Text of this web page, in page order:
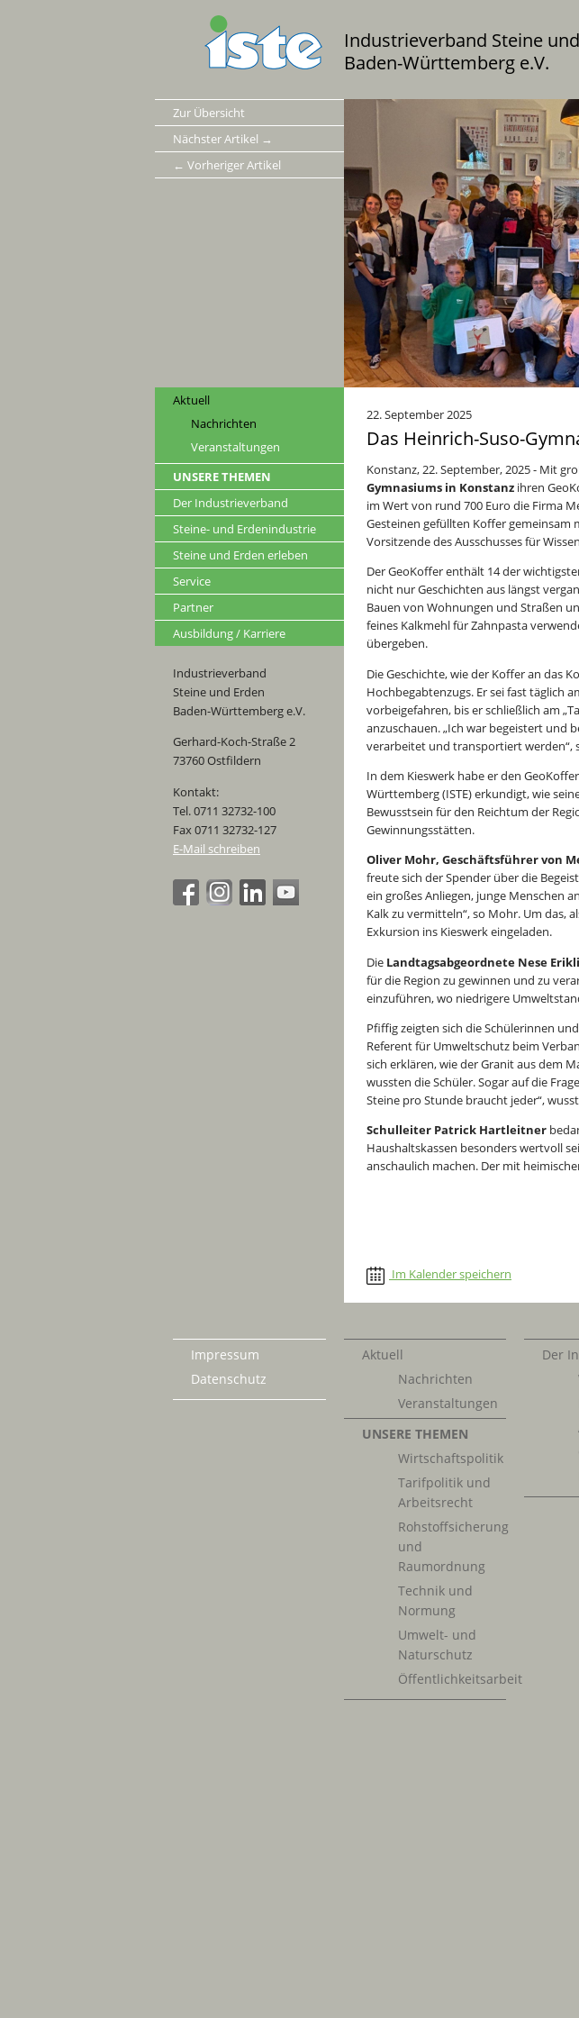
Industrieverband Steine
Baden-Württemberg e.V.
Zur Übersicht
Nächster Artikel →
← Vorheriger Artikel
Aktuell
Nachrichten
Veranstaltungen
UNSERE THEMEN
Der Industrieverband
Steine- und Erdenindustrie
Steine und Erden erleben
Service
Partner
Ausbildung / Karriere
Industrieverband
Steine und Erden
Baden-Württemberg e.V.
Gerhard-Koch-Straße 2
73760 Ostfildern
Kontakt:
Tel. 0711 32732-100
Fax 0711 32732-127
E-Mail schreiben
22. September 2025
Das Heinrich-Suso-
Konstanz, 22. September, 2025 - Mit
Gymnasiums in Konstanz ihren
im Wert von rund 700 Euro die Firma
Gesteinen gefüllten Koffer gemeinsam
Vorsitzende des Ausschusses für
Der GeoKoffer enthält 14 der
nicht nur Geschichten aus längst
Bauen von Wohnungen und Straßen
feines Kalkmehl für Zahnpasta
übergeben.
Die Geschichte, wie der Koffer an das
Hochbegabtenzugs. Er sei fast täglich
vorbeigefahren, bis er schließlich am
anzuschauen. „Ich war begeistert und
verarbeitet und transportiert werden“,
In dem Kieswerk habe er den
Württemberg (ISTE) erkundigt, wie
Bewusstsein für den Reichtum der
Gewinnungsstätten.
Oliver Mohr, Geschäftsführer von
freute sich der Spender über die
ein großes Anliegen, junge Menschen
Kalk zu vermitteln“, so Mohr. Um das,
Exkursion ins Kieswerk eingeladen.
Die Landtagsabgeordnete Nese Erikli
für die Region zu gewinnen und zu
einzuführen, wo niedrigere
Pfiffig zeigten sich die Schülerinnen
Referent für Umweltschutz beim
sich erklären, wie der Granit aus dem
wussten die Schüler. Sogar auf die
Steine pro Stunde braucht jeder“,
Schulleiter Patrick Hartleitner
Haushaltskassen besonders wertvoll
anschaulich machen. Der mit
Im Kalender speichern
Impressum
Datenschutz
Aktuell
Nachrichten
Veranstaltungen
UNSERE THEMEN
Wirtschaftspolitik
Tarifpolitik und
Arbeitsrecht
Rohstoffsicherung
und
Raumordnung
Technik und
Normung
Umwelt- und
Naturschutz
Öffentlichkeitsarbeit
Der